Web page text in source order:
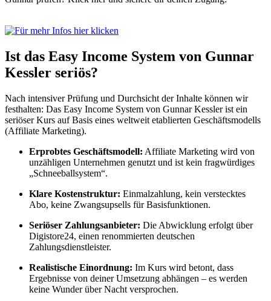
Ist das Easy Income System von Gunnar
Kessler seriös?
Nach intensiver Prüfung und Durchsicht der Inhalte können wir
festhalten: Das Easy Income System von Gunnar Kessler ist ein
seriöser Kurs auf Basis eines weltweit etablierten Geschäftsmodells
(Affiliate Marketing).
Erprobtes Geschäftsmodell: Affiliate Marketing wird von
unzähligen Unternehmen genutzt und ist kein fragwürdiges
„Schneeballsystem“.
Klare Kostenstruktur: Einmalzahlung, kein verstecktes
Abo, keine Zwangsupsells für Basisfunktionen.
Seriöser Zahlungsanbieter: Die Abwicklung erfolgt über
Digistore24, einen renommierten deutschen
Zahlungsdienstleister.
Realistische Einordnung: Im Kurs wird betont, dass
Ergebnisse von deiner Umsetzung abhängen – es werden
keine Wunder über Nacht versprochen.